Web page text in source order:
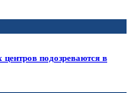
подозреваются в